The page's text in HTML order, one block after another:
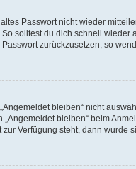
Passwort nicht wieder
solltest du dich schnell wieder
zurückzusetzen, so
bleiben“ nicht
bleiben“ beim
Verfügung steht, dann wurde